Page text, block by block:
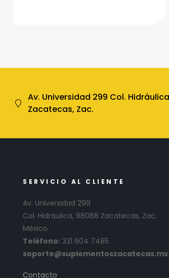
Av. Universidad 299 Col.
Zacatecas, Zac.
SERVICIO AL CLIENTE
Av. Universidad 299
Col. Hidráulica, 98068 Zacatecas, Zac.
México
Teléfono: 331 604 7485
soporte@suplementoszacatecas.mx
Contacto